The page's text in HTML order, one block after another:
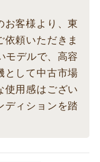
お客様より、東
頼いただきま
モデルで、高容
として中古市場
使用感はござい
ディションを踏